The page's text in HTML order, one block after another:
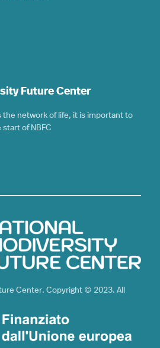
Future Center
network of life, it is important to
of NBFC
Center. Copyright © 2023. All